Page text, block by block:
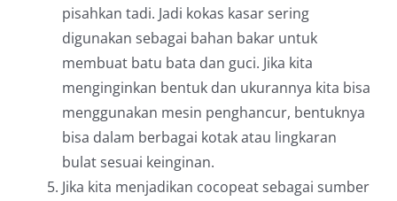
pisahkan tadi. Jadi kokas kasar sering
digunakan sebagai bahan bakar untuk
membuat batu bata dan guci. Jika kita
menginginkan bentuk dan ukurannya kita bisa
menggunakan mesin penghancur, bentuknya
bisa dalam berbagai kotak atau lingkaran
bulat sesuai keinginan.
Jika kita menjadikan cocopeat sebagai sumber